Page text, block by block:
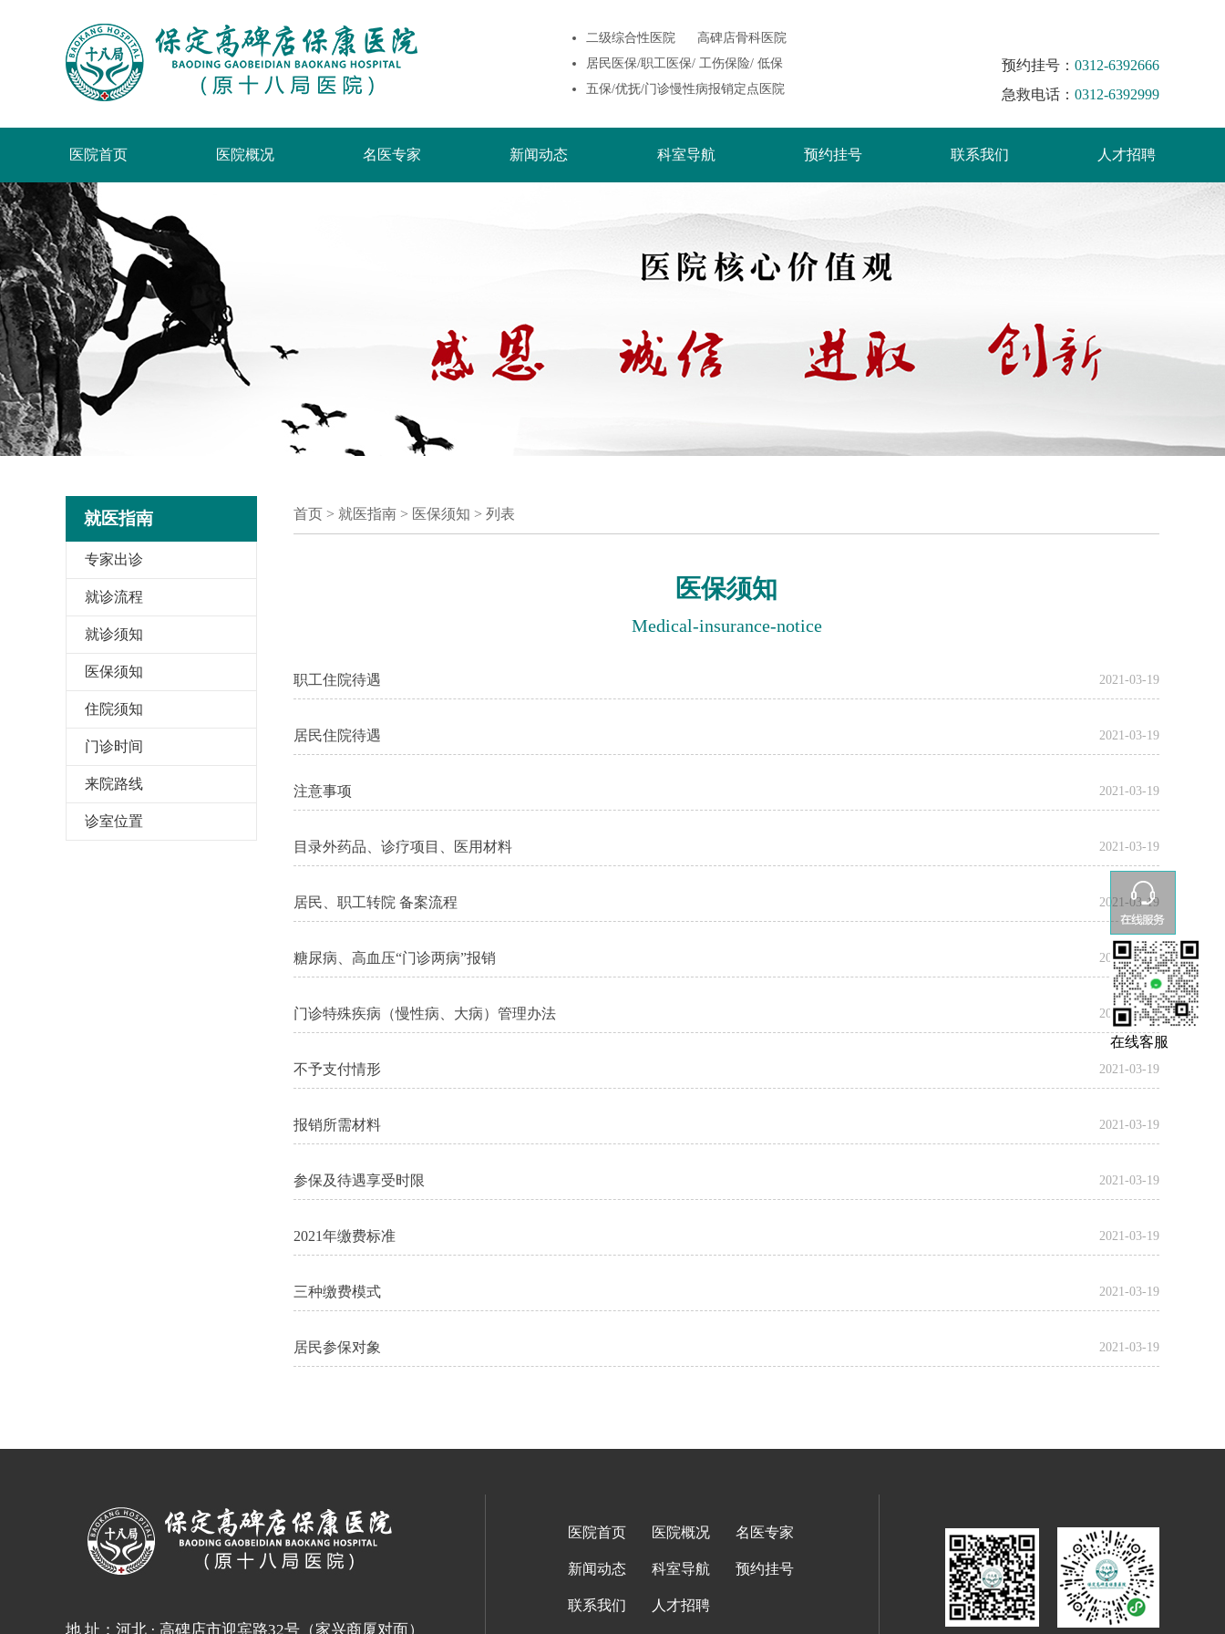
在线客服
二级综合性医院 高碑店骨科医院
居民医保/职工医保/ 工伤保险/ 低保
五保/优抚/门诊慢性病报销定点医院
预约挂号： 0312-6392666
急救电话： 0312-6392999
医院首页 医院概况 名医专家 新闻动态 科室导航 预约挂号 联系我们 人才招聘
就医指南
专家出诊
就诊流程
就诊须知
医保须知
住院须知
门诊时间
来院路线
诊室位置
首页 > 就医指南 > 医保须知 > 列表
医保须知
Medical-insurance-notice
职工住院待遇 2021-03-19
居民住院待遇 2021-03-19
注意事项 2021-03-19
目录外药品、诊疗项目、医用材料 2021-03-19
居民、职工转院 备案流程 2021-03-19
糖尿病、高血压“门诊两病”报销 2021-03-19
门诊特殊疾病（慢性病、大病）管理办法 2021-03-19
不予支付情形 2021-03-19
报销所需材料 2021-03-19
参保及待遇享受时限 2021-03-19
2021年缴费标准 2021-03-19
三种缴费模式 2021-03-19
居民参保对象 2021-03-19
地 址：河北 · 高碑店市迎宾路32号（家兴商厦对面）
医院首页 医院概况 名医专家
新闻动态 科室导航 预约挂号
联系我们 人才招聘